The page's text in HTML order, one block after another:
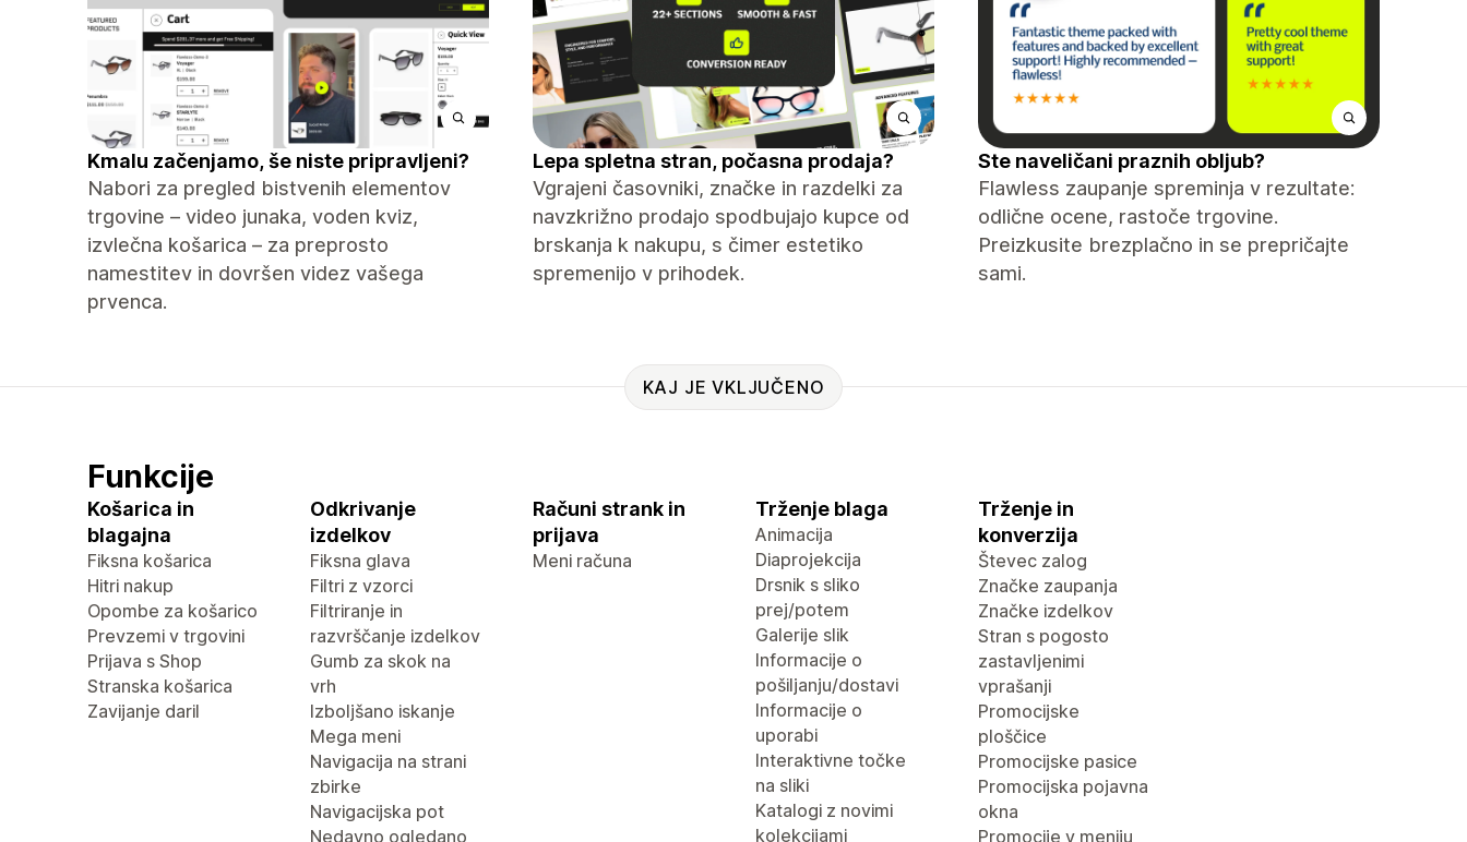
Kmalu začenjamo, še niste pripravljeni?
Nabori za pregled bistvenih elementov
trgovine – video junaka, voden kviz,
izvlečna košarica – za preprosto
namestitev in dovršen videz vašega
prvenca.
Lepa spletna stran, počasna prodaja?
Vgrajeni časovniki, značke in razdelki za
navzkrižno prodajo spodbujajo kupce od
brskanja k nakupu, s čimer estetiko
spremenijo v prihodek.
Ste naveličani praznih obljub?
Flawless zaupanje spreminja v rezultate:
odlične ocene, rastoče trgovine.
Preizkusite brezplačno in se prepričajte
sami.
KAJ JE VKLJUČENO
Funkcije
Košarica in
blagajna
Fiksna košarica
Hitri nakup
Opombe za košarico
Prevzemi v trgovini
Prijava s Shop
Stranska košarica
Zavijanje daril
Odkrivanje
izdelkov
Fiksna glava
Filtri z vzorci
Filtriranje in
razvrščanje izdelkov
Gumb za skok na
vrh
Izboljšano iskanje
Mega meni
Navigacija na strani
zbirke
Navigacijska pot
Nedavno ogledano
Računi strank in
prijava
Meni računa
Trženje blaga
Animacija
Diaprojekcija
Drsnik s sliko
prej/potem
Galerije slik
Informacije o
pošiljanju/dostavi
Informacije o
uporabi
Interaktivne točke
na sliki
Katalogi z novimi
kolekcijami
Trženje in
konverzija
Števec zalog
Značke zaupanja
Značke izdelkov
Stran s pogosto
zastavljenimi
vprašanji
Promocijske
ploščice
Promocijske pasice
Promocijska pojavna
okna
Promocije v meniju